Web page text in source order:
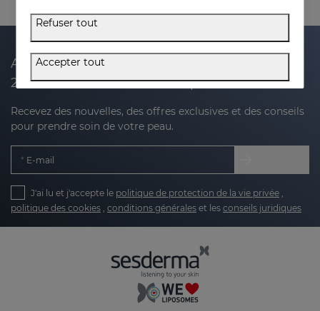
Abonnez-vous à notre newsletter et recevez
20 % de réduction sur votre prochain achat
Recevez des nouvelles, des offres exclusives et des conseils
pour prendre soin de votre peau.
E-mail
J'ai lu et j'accepte le politique de protection de la vie privée ,
politique des cookies , conditions générales et les conseils juridiques
Refuser tout
Accepter tout